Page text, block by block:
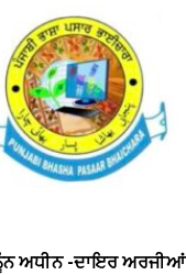
ਅਧੀਨ -ਦਾਇਰ ਅਰਜੀਆਂ